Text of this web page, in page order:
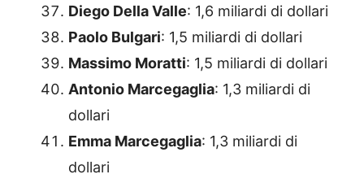
Diego Della Valle: 1,6 miliardi di dollari
Paolo Bulgari: 1,5 miliardi di dollari
Massimo Moratti: 1,5 miliardi di dollari
Antonio Marcegaglia: 1,3 miliardi di
dollari
Emma Marcegaglia: 1,3 miliardi di
dollari